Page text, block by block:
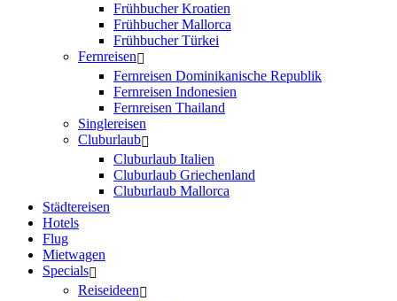
Frühbucher Kroatien
Frühbucher Mallorca
Frühbucher Türkei
Fernreisen
Fernreisen Dominikanische Republik
Fernreisen Indonesien
Fernreisen Thailand
Singlereisen
Cluburlaub
Cluburlaub Italien
Cluburlaub Griechenland
Cluburlaub Mallorca
Städtereisen
Hotels
Flug
Mietwagen
Specials
Reiseideen